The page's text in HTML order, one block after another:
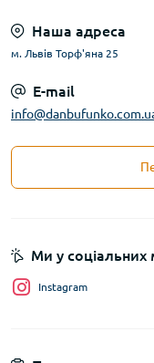
Наша адреса
м. Львів Торф'яна 25
E-mail
Ми у
Instagram